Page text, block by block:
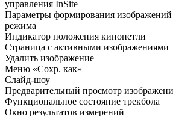
управления InSite
Параметры формирования изображений
режима
Индикатор положения кинопетли
Страница с активными изображениями
Удалить изображение
Меню «Сохр. как»
Слайд-шоу
Предварительный просмотр
Функциональное состояние трекбола
Окно результатов измерений